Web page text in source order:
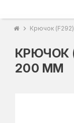
chevron_right Крючок
КРЮЧОК
200 ММ